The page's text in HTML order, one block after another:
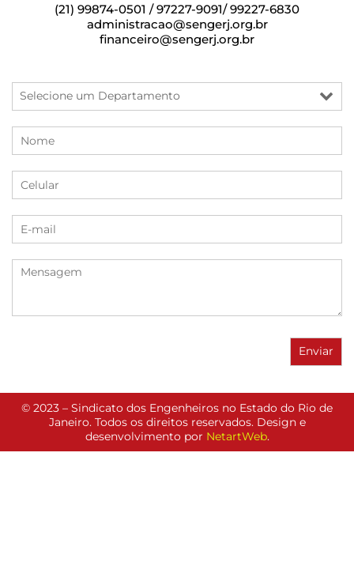
(21) 99874-0501 / 97227-9091/ 99227-6830
administracao@sengerj.org.br
financeiro@sengerj.org.br
© 2023 – Sindicato dos Engenheiros no Estado do Rio de
Janeiro. Todos os direitos reservados. Design e
desenvolvimento por NetartWeb.